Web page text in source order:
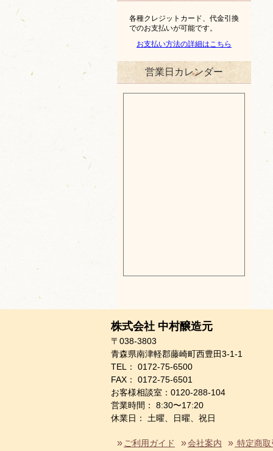
各種クレジットカード、代金引換
でのお支払いが可能です。
お支払い方法の詳細はこちら
営業日カレンダー
株式会社 中村醸造元
〒038-3803
青森県南津軽郡藤崎町西豊田3-1-1
TEL： 0172-75-6500
FAX： 0172-75-6501
お客様相談室：0120-288-104
営業時間： 8:30〜17:20
休業日： 土曜、日曜、祝日
ご利用ガイド 会社案内 特定商